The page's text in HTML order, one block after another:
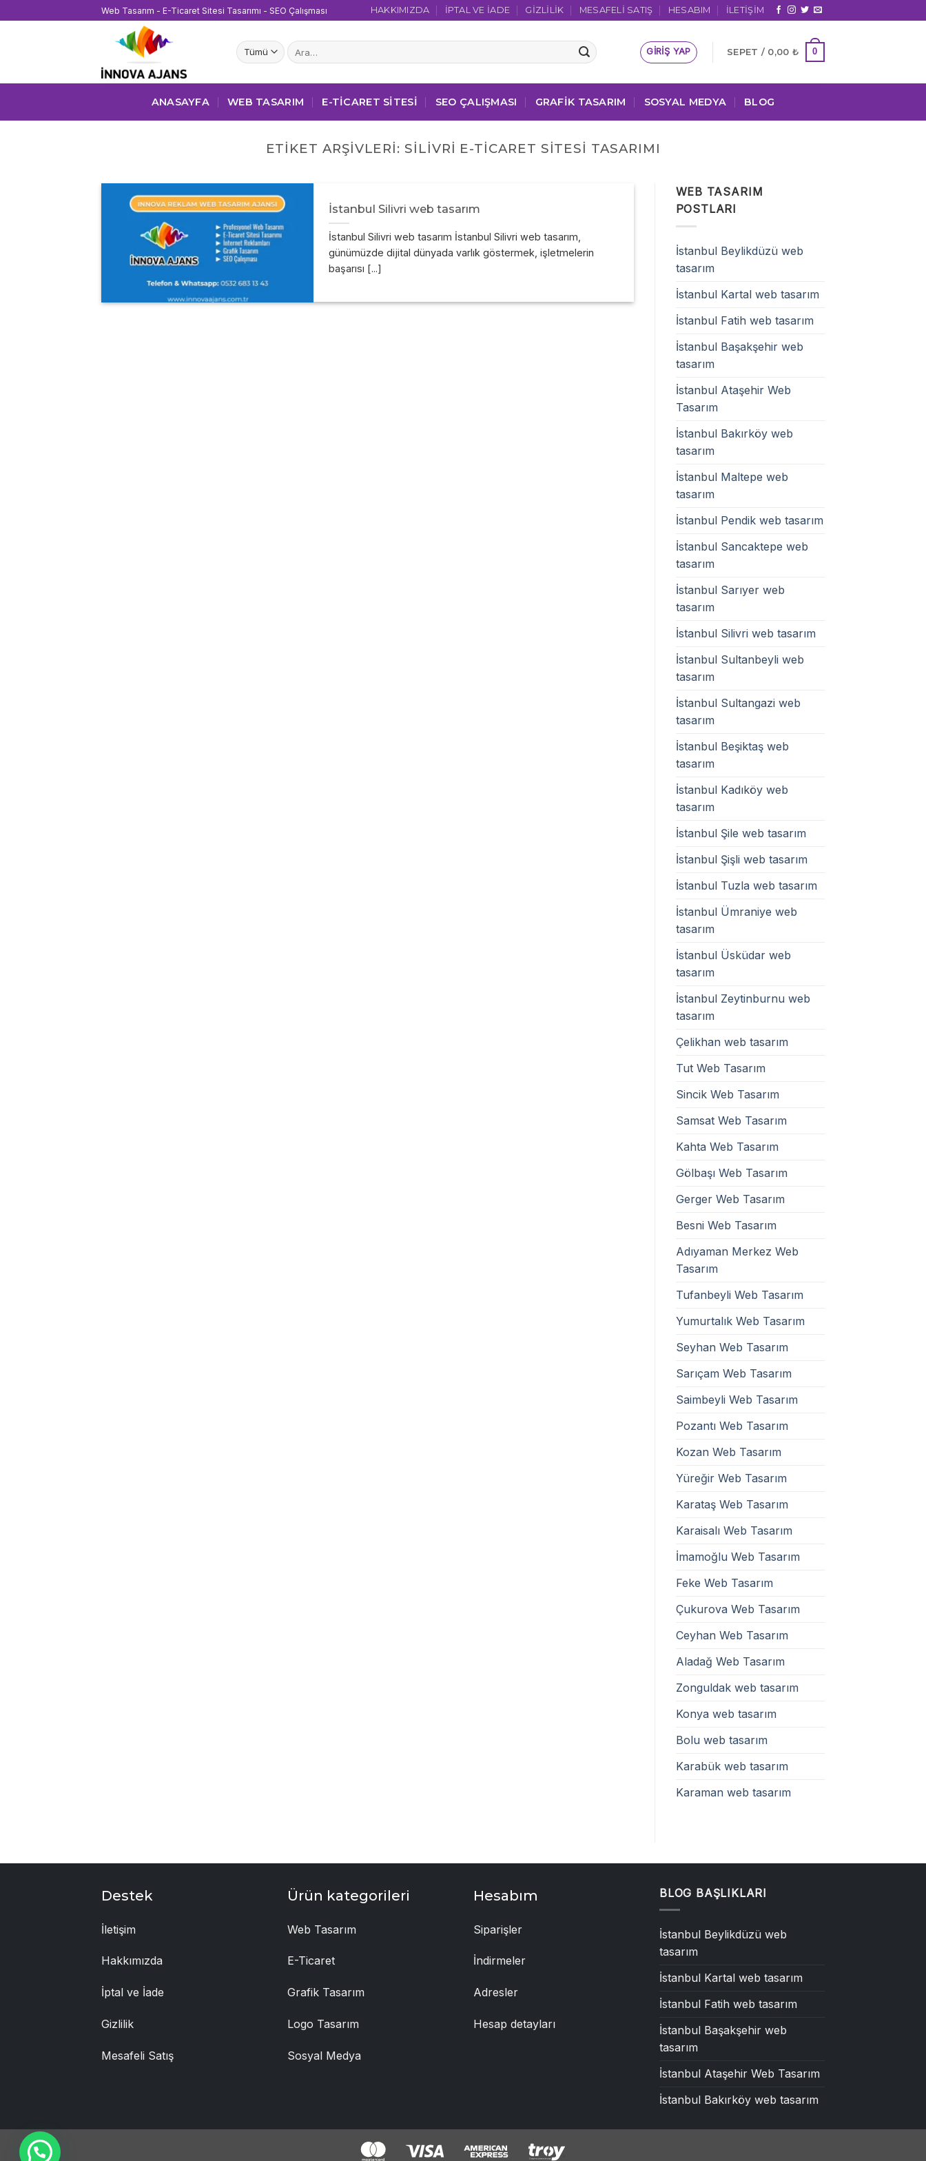
atla
Web Tasarım - E-Ticaret Sitesi Tasarımı - SEO Çalışması HAKKIMIZDA İPTAL VE İADE GIZLILIK MESAFELI SATIŞ HESABIM İLETIŞIM
Ara: GIRIŞ YAP SEPET / 0,00 ₺ 0
ANASAYFA WEB TASARIM E-TICARET SITESI SEO ÇALIŞMASI GRAFIK TASARIM SOSYAL MEDYA BLOG
ETIKET ARŞIVLERI: SILIVRI E-TICARET SITESI TASARIMI
İstanbul Silivri web tasarım
İstanbul Silivri web tasarım İstanbul Silivri web tasarım,
günümüzde dijital dünyada varlık göstermek, işletmelerin
başarısı [...]
WEB TASARIM
POSTLARI
İstanbul Beylikdüzü web
tasarım
İstanbul Kartal web tasarım
İstanbul Fatih web tasarım
İstanbul Başakşehir web
tasarım
İstanbul Ataşehir Web
Tasarım
İstanbul Bakırköy web
tasarım
İstanbul Maltepe web
tasarım
İstanbul Pendik web tasarım
İstanbul Sancaktepe web
tasarım
İstanbul Sarıyer web
tasarım
İstanbul Silivri web tasarım
İstanbul Sultanbeyli web
tasarım
İstanbul Sultangazi web
tasarım
İstanbul Beşiktaş web
tasarım
İstanbul Kadıköy web
tasarım
İstanbul Şile web tasarım
İstanbul Şişli web tasarım
İstanbul Tuzla web tasarım
İstanbul Ümraniye web
tasarım
İstanbul Üsküdar web
tasarım
İstanbul Zeytinburnu web
tasarım
Çelikhan web tasarım
Tut Web Tasarım
Sincik Web Tasarım
Samsat Web Tasarım
Kahta Web Tasarım
Gölbaşı Web Tasarım
Gerger Web Tasarım
Besni Web Tasarım
Adıyaman Merkez Web
Tasarım
Tufanbeyli Web Tasarım
Yumurtalık Web Tasarım
Seyhan Web Tasarım
Sarıçam Web Tasarım
Saimbeyli Web Tasarım
Pozantı Web Tasarım
Kozan Web Tasarım
Yüreğir Web Tasarım
Karataş Web Tasarım
Karaisalı Web Tasarım
İmamoğlu Web Tasarım
Feke Web Tasarım
Çukurova Web Tasarım
Ceyhan Web Tasarım
Aladağ Web Tasarım
Zonguldak web tasarım
Konya web tasarım
Bolu web tasarım
Karabük web tasarım
Karaman web tasarım
Destek
İletişim
Hakkımızda
İptal ve İade
Gizlilik
Mesafeli Satış
Ürün kategorileri
Web Tasarım
E-Ticaret
Grafik Tasarım
Logo Tasarım
Sosyal Medya
Hesabım
Siparişler
İndirmeler
Adresler
Hesap detayları
BLOG BAŞLIKLARI
İstanbul Beylikdüzü web
tasarım
İstanbul Kartal web tasarım
İstanbul Fatih web tasarım
İstanbul Başakşehir web
tasarım
İstanbul Ataşehir Web Tasarım
İstanbul Bakırköy web tasarım